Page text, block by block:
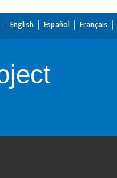
English Español Français